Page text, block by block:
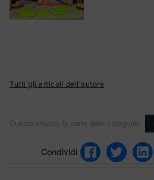
Tutti gli articoli dell'autore
Questo articolo fa parte delle categorie:
Condividi